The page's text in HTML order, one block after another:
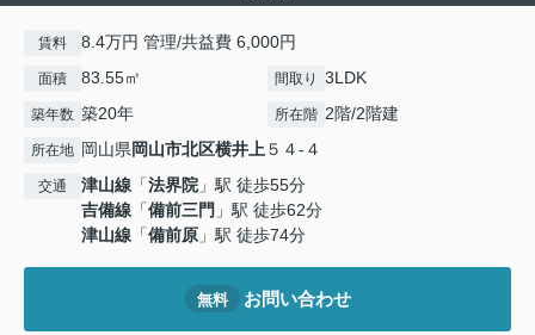
賃料 8.4万円 管理/共益費 6,000円
面積 83.55㎡ 間取り 3LDK
築年数 築20年 所在階 2階/2階建
所在地 岡山県岡山市北区横井上 ５４-４
交通 津山線 「法界院 」駅 徒歩55分
吉備線 「備前三門 」駅 徒歩62分
津山線 「備前原 」駅 徒歩74分
無料 お問い合わせ